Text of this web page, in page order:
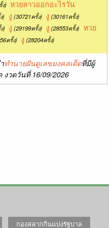
ง) หวยลาวออกอะไรวัน
) งู (30721ครั้ง) งู (30161ครั้ง)
) งู (29199ครั้ง) งู (28553ครั้ง) หวย
ครั้ง) งู (28204ครั้ง)
ทำนายฝันดูเลขมงคลเด็ดที่มีผู้
งวดวันที่ 16/09/2026
กองสลากกินแบ่งรัฐบาล